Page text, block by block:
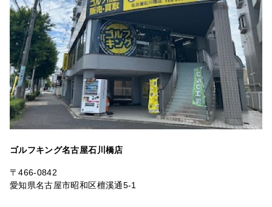
ゴルフキング名古屋石川橋店
〒466-0842
愛知県名古屋市昭和区檀溪通5-1